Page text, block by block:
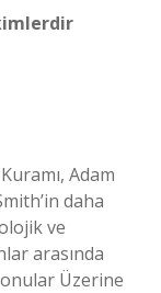
Adam
daha
ve
arasında
Üzerine